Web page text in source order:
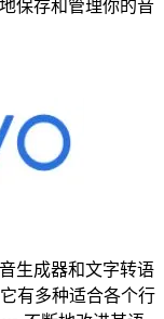
保存和管理你的音
生成器和文字转语
有多种适合各个行